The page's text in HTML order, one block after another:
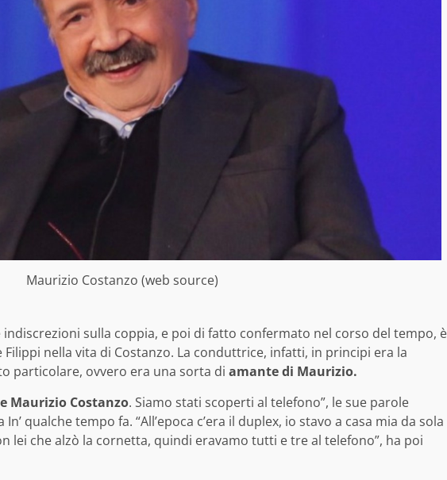
Maurizio Costanzo (web source)
sulla coppia, e poi di fatto confermato nel corso del tempo, è
nella vita di Costanzo. La conduttrice, infatti, in principi era la
particolare, ovvero era una sorta di amante di Maurizio.
Maurizio Costanzo. Siamo stati scoperti al telefono”, le sue parole
qualche tempo fa. “All’epoca c’era il duplex, io stavo a casa mia da sola
lei che alzò la cornetta, quindi eravamo tutti e tre al telefono”, ha poi